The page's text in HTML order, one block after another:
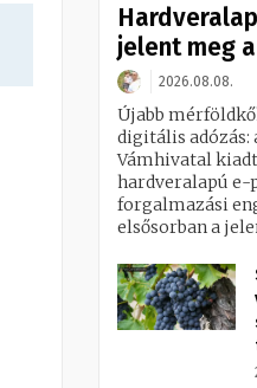
jelent meg
2026.08.08.
Újabb
digitális adózás:
Vámhivatal
hardveralapú e-
forgalmazási
elsősorban a